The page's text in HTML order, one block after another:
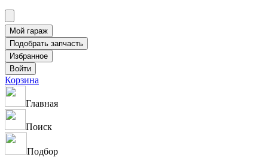
Корзина
Главная
Поиск
Подбор